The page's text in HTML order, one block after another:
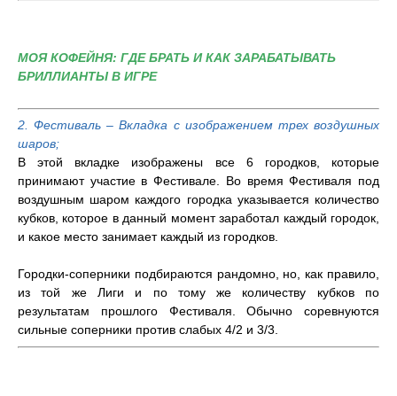
МОЯ КОФЕЙНЯ: ГДЕ БРАТЬ И КАК ЗАРАБАТЫВАТЬ
БРИЛЛИАНТЫ В ИГРЕ
2. Фестиваль – Вкладка с изображением трех воздушных
шаров;
В этой вкладке изображены все 6 городков, которые
принимают участие в Фестивале. Во время Фестиваля под
воздушным шаром каждого городка указывается количество
кубков, которое в данный момент заработал каждый городок,
и какое место занимает каждый из городков.
Городки-соперники подбираются рандомно, но, как правило,
из той же Лиги и по тому же количеству кубков по
результатам прошлого Фестиваля. Обычно соревнуются
сильные соперники против слабых 4/2 и 3/3.